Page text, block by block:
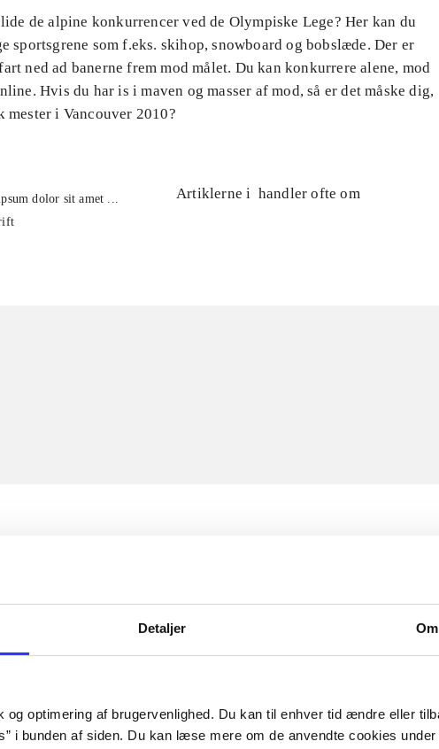
Detaljer Om
og optimering af brugervenlighed. Du kan til enhver tid ændre eller
i bunden af siden. Du kan læse mere om de anvendte cookies under
de alpine konkurrencer ved de Olympiske Lege? Her kan du
sportsgrene som f.eks. skihop, snowboard og bobslæde. Der er
ned ad banerne frem mod målet. Du kan konkurrere alene, mod
Hvis du har is i maven og masser af mod, så er det måske dig,
i Vancouver 2010?
dolor sit amet ...
Artiklerne i handler ofte om